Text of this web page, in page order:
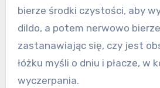
bierze środki czystości, aby
dildo, a potem nerwowo
zastanawiając się, czy jest
łóżku myśli o dniu i płacze, w
wyczerpania.